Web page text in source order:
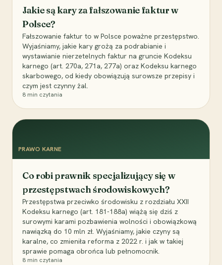
Jakie są kary za fałszowanie faktur w
Polsce?
Fałszowanie faktur to w Polsce poważne przestępstwo.
Wyjaśniamy, jakie kary grożą za podrabianie i
wystawianie nierzetelnych faktur na gruncie Kodeksu
karnego (art. 270a, 271a, 277a) oraz Kodeksu karnego
skarbowego, od kiedy obowiązują surowsze przepisy i
czym jest czynny żal.
8 min czytania
PRAWO KARNE
Co robi prawnik specjalizujący się w
przestępstwach środowiskowych?
Przestępstwa przeciwko środowisku z rozdziału XXII
Kodeksu karnego (art. 181-188a) wiążą się dziś z
surowymi karami pozbawienia wolności i obowiązkową
nawiązką do 10 mln zł. Wyjaśniamy, jakie czyny są
karalne, co zmieniła reforma z 2022 r. i jak w takiej
sprawie pomaga obrońca lub pełnomocnik.
8 min czytania